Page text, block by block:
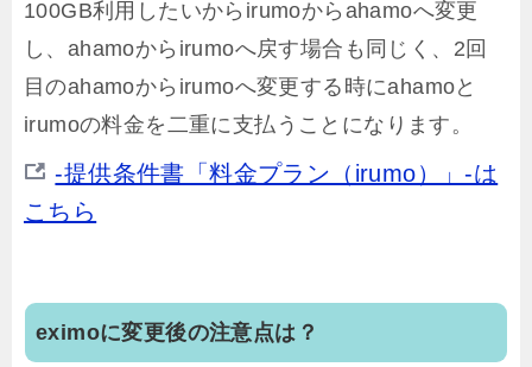
100GB利用したいからirumoからahamoへ変更
し、ahamoからirumoへ戻す場合も同じく、2回
目のahamoからirumoへ変更する時にahamoと
irumoの料金を二重に支払うことになります。
-提供条件書「料金プラン（irumo）」-は
こちら
eximoに変更後の注意点は？